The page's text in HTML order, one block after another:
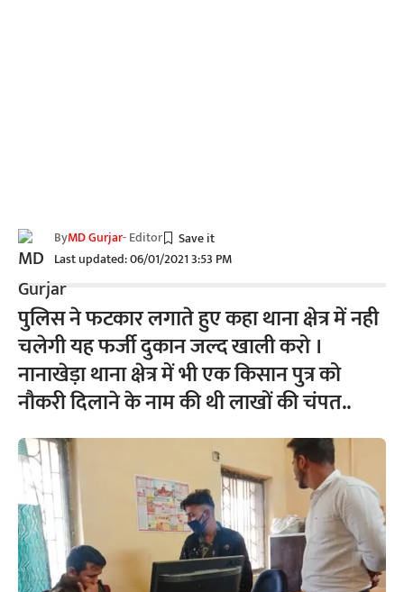
Last updated: 06/01/2021 3:53 PM
ByMD Gurjar- Editor
पुलिस ने फटकार लगाते हुए कहा थाना क्षेत्र में नही
चलेगी यह फर्जी दुकान जल्द खाली करो ।
नानाखेड़ा थाना क्षेत्र में भी एक किसान पुत्र को
नौकरी दिलाने के नाम की थी लाखों की चंपत..